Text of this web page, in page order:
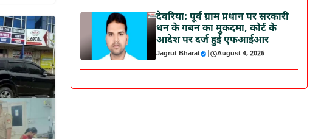
देवरिया: पूर्व ग्राम प्रधान पर सरकारी
धन के गबन का मुकदमा, कोर्ट के
आदेश पर दर्ज हुई एफआईआर
Jagrut Bharat | August 4, 2026